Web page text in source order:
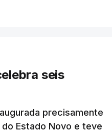
seis
precisamente
Estado Novo e teve